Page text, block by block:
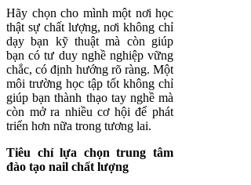
Hãy chọn cho mình một nơi học
thật sự chất lượng, nơi không chỉ
dạy bạn kỹ thuật mà còn giúp
bạn có tư duy nghề nghiệp vững
chắc, có định hướng rõ ràng. Một
môi trường học tập tốt không chỉ
giúp bạn thành thạo tay nghề mà
còn mở ra nhiều cơ hội để phát
triển hơn nữa trong tương lai.
Tiêu chí lựa chọn trung tâm
đào tạo nail chất lượng